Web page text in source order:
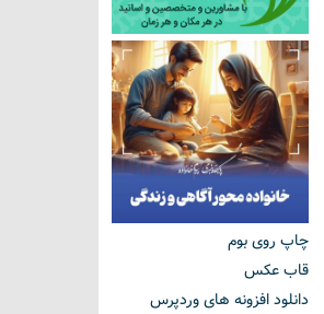
چاپ روی بوم
قاب عکس
دانلود افزونه های وردپرس